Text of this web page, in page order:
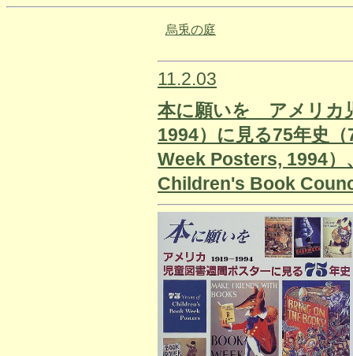
烏兎の庭
11.2.03
本に願いを アメリカ
1994）に見る75年史
Week Posters, 1994
Children's Book